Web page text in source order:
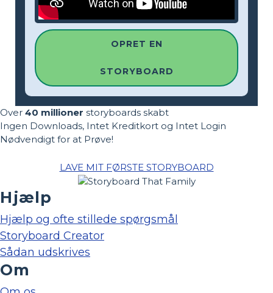
OPRET EN
STORYBOARD
Over 40 millioner storyboards skabt
Ingen Downloads, Intet Kreditkort og Intet Login
Nødvendigt for at Prøve!
LAVE MIT FØRSTE STORYBOARD
Hjælp
Hjælp og ofte stillede spørgsmål
Storyboard Creator
Sådan udskrives
Om